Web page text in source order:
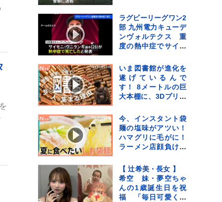
人が孤立状態 長野
ラグビーリーグワン2
部 九州電力キューデ
ンヴォルテクス 重
度の熱中症でサイモ
が死亡と発表
いま図書館が進化を
遂げているんで
す！ 8メートルの巨
大本棚に、3Dプリン
まで！ 図書館の専門
家が厳選した進化系
図書館ベスト7をご紹
介！
今、インスタント袋
麺の塩味がアツい！
ハマグリに毛がに！
ラーメン店顔負けの
しの7品を大家族が1
週間ガチ比較！【そ
れスタ】
【 辻希美・長女 】
希空 妹・夢空ちゃ
んの1歳誕生日を祝
福 「毎日可愛くて